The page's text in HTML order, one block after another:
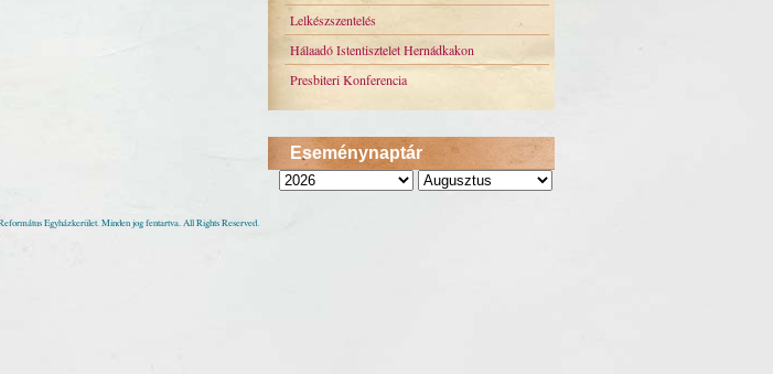
Lelkészszentelés
Hálaadó Istentisztelet Hernádkakon
Presbiteri Konferencia
Eseménynaptár
Egyházkerület. Minden jog fentartva. All Rights Reserved.